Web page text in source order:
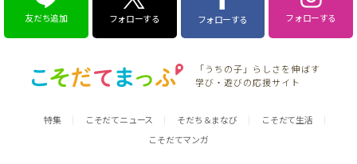
友だち追加 フォローする フォローする フォローする
「うちの子」らしさを伸ばす
学び・遊びの応援サイト
特集 こそだてニュース そだち＆まなび
こそだて生活
こそだてマンガ